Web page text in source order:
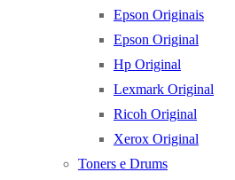
Epson Originais
Epson Original
Hp Original
Lexmark Original
Ricoh Original
Xerox Original
Toners e Drums